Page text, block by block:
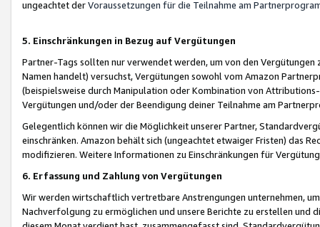
ungeachtet derVoraussetzungen für die Teilnahme am
5. Einschränkungen in Bezug auf Vergütungen
Partner-Tags sollten nur verwendet werden, um von den
Namen handelt) versuchst, Vergütungen sowohl vom Amazon
(beispielsweise durch Manipulation oder Kombination von
Vergütungen und/oder der Beendigung deiner Teilnahme am
Gelegentlich können wir die Möglichkeit unserer Partner,
einschränken. Amazon behält sich (ungeachtet etwaiger Fristen) das
modifizieren. Weitere Informationen zu Einschränkungen für
6. Erfassung und Zahlung von Vergütungen
Wir werden wirtschaftlich vertretbare Anstrengungen unternehmen,
Nachverfolgung zu ermöglichen und unsere Berichte zu erstellen und